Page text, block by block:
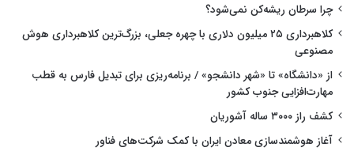
چرا سرطان ریشه‌کن نمی‌شود؟
کلاهبرداری ۲۵ میلیون دلاری با چهره جعلی، بزرگ‌ترین کلاهبرداری هوش
مصنوعی
از «دانشگاه» تا «شهر دانشجو» / برنامه‌ریزی برای تبدیل فارس به قطب
مهارت‌افزایی جنوب کشور
کشف راز ۳۰۰۰ ساله آشوریان
آغاز هوشمندسازی معادن ایران با کمک شرکت‌های فناور